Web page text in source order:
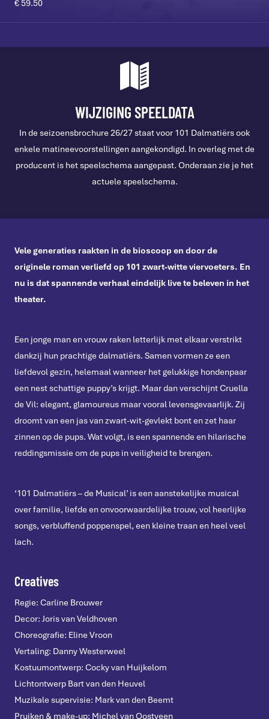
€ 59.50
WIJZIGING SPEELDATA
In de seizoensbrochure 26/27 staat voor 101 Dalmatiërs ook
enkele matineevoorstellingen aangekondigd. In overleg met de
producent is het speelschema aangepast. Onderaan zie je het
actuele speelschema.
Vele generaties raakten in de bioscoop en door de
originele roman verliefd op 101 zwart-witte viervoeters. En
nu is dat spannende verhaal eindelijk live te beleven in het
theater.
Een jonge man en vrouw raken letterlijk met elkaar verstrikt
dankzij hun prachtige dalmatiërs. Samen vormen ze een
liefdevol gezin, helemaal wanneer het gelukkige hondenpaar
een nest schattige puppy’s krijgt. Maar dan verschijnt Cruella
de Vil: elegant, glamoureus maar vooral levensgevaarlijk. Zij
droomt van een jas van zwart-wit-gevlekt bont en zet haar
zinnen op de pups. Wat volgt, is een spannende en hilarische
reddingsmissie om de pups in veiligheid te brengen.
‘101 Dalmatiërs – de Musical’ is een aanstekelijke musical
over familie, liefde en onvoorwaardelijke trouw, vol heerlijke
songs, verbluffend poppenspel, een kleine traan en heel veel
lach.
Creatives
Regie: Carline Brouwer
Decor: Joris van Veldhoven
Choreografie: Eline Vroon
Vertaling: Danny Westerweel
Kostuumontwerp: Cockyvan Huijkelom
Lichtontwerp Bart van den Heuvel
Muzikale supervisie: Mark van den Beemt
Pruiken & make-up: Michel van Oostveen